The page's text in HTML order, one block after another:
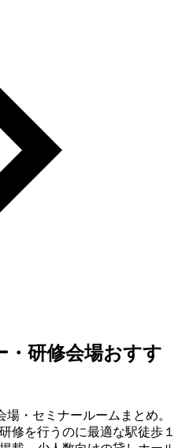
・研修会場おすす
・セミナールームまとめ。
修を行うのに最適な駅徒歩１